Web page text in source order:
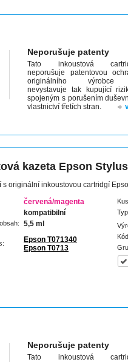
Neporušuje patenty
Tato inkoustová
neporušuje patentovou
originálního
nevystavuje tak kupující
spojeným s porušením
vlastnictví třetích stran.
kazeta Epson
s originální inkoustovou cartridgí
červená/magenta
kompatibilní
5,5 ml
Epson T071340
Epson T0713
Neporušuje patenty
Tato inkoustová